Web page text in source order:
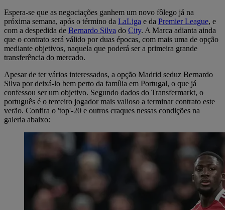
Espera-se que as negociações ganhem um novo fôlego já na
próxima semana, após o término da LaLiga e da Premier League, e
com a despedida de Bernardo Silva do City. A Marca adianta ainda
que o contrato será válido por duas épocas, com mais uma de opção
mediante objetivos, naquela que poderá ser a primeira grande
transferência do mercado.
Apesar de ter vários interessados, a opção Madrid seduz Bernardo
Silva por deixá-lo bem perto da família em Portugal, o que já
confessou ser um objetivo. Segundo dados do Transfermarkt, o
português é o terceiro jogador mais valioso a terminar contrato este
verão. Confira o 'top'-20 e outros craques nessas condições na
galeria abaixo: